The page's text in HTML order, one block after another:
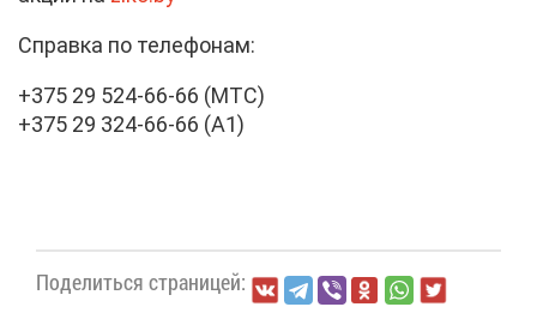
Справ­ка по те­ле­фо­нам:
+375 29 524-66-66 (МТС)
+375 29 324-66-66 (А1)
По­де­лить­ся стра­ни­цей: